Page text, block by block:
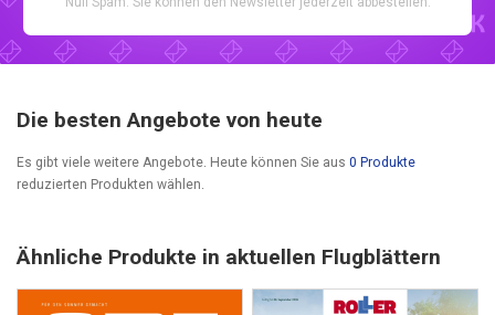
Die besten Angebote von heute
Es gibt viele weitere Angebote. Heute können Sie aus 0 Produkte
reduzierten Produkten wählen.
Ähnliche Produkte in aktuellen Flugblättern